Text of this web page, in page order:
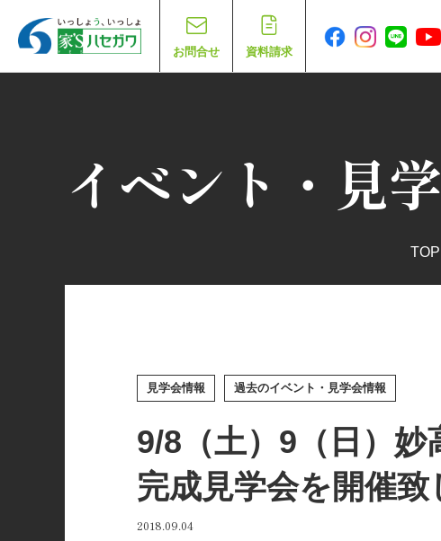
お問合せ 資料請求
イベント・見
TOP
見学会情報 過去のイベント・見学会情報
9/8（土）9（日）妙
完成見学会を開催致
2018.09.04